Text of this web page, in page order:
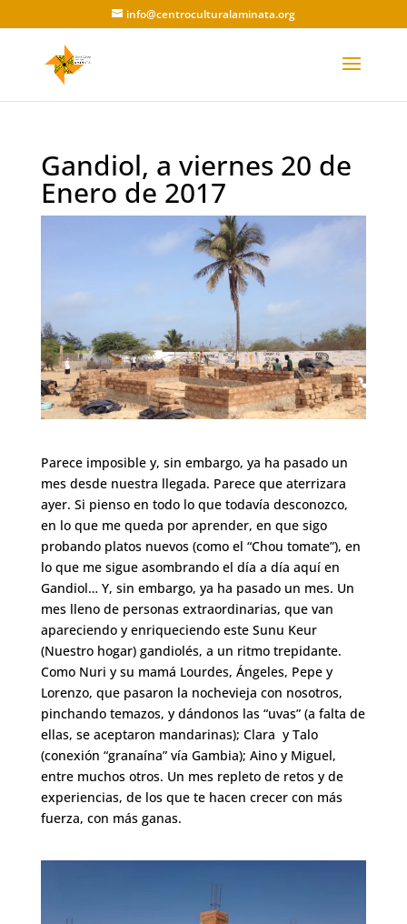
info@centroculturalaminata.org
Gandiol, a viernes 20 de
Enero de 2017
Parece imposible y, sin embargo, ya ha pasado un
mes desde nuestra llegada. Parece que aterrizara
ayer. Si pienso en todo lo que todavía desconozco,
en lo que me queda por aprender, en que sigo
probando platos nuevos (como el “Chou tomate”), en
lo que me sigue asombrando el día a día aquí en
Gandiol… Y, sin embargo, ya ha pasado un mes. Un
mes lleno de personas extraordinarias, que van
apareciendo y enriqueciendo este Sunu Keur
(Nuestro hogar) gandiolés, a un ritmo trepidante.
Como Nuri y su mamá Lourdes, Ángeles, Pepe y
Lorenzo, que pasaron la nochevieja con nosotros,
pinchando temazos, y dándonos las “uvas” (a falta de
ellas, se aceptaron mandarinas); Clara y Talo
(conexión “granaína” vía Gambia); Aino y Miguel,
entre muchos otros. Un mes repleto de retos y de
experiencias, de los que te hacen crecer con más
fuerza, con más ganas.